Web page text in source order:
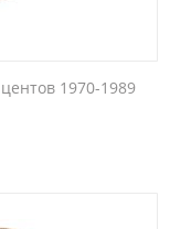
1970-1989